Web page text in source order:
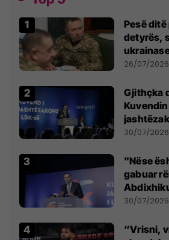
Pesë
detyrës,
kontroll të
26/07/2026
Gjithçka
së
30/07/2026
"Nëse
gabuar
Përparim
30/07/2026
“Vrisni,